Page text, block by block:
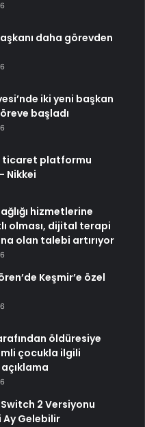
daha görevden
iki yeni başkan
başladı
ticaret platformu
Nikkei
hizmetlerine
olması, dijital terapi
olan talebi artırıyor
Keşmir’e özel
öldüresiye
çocukla ilgili
2 Versiyonu
Ay Gelebilir